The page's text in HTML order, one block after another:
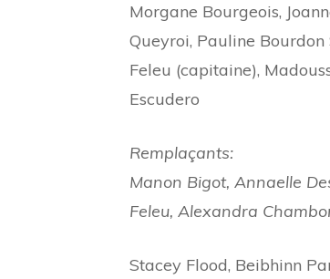
Morgane Bourgeois,
Queyroi, Pauline Bourdon
Feleu (capitaine),
Escudero
Remplaçants:
Manon Bigot, Annaelle
Feleu, Alexandra
Stacey Flood, Beibhinn